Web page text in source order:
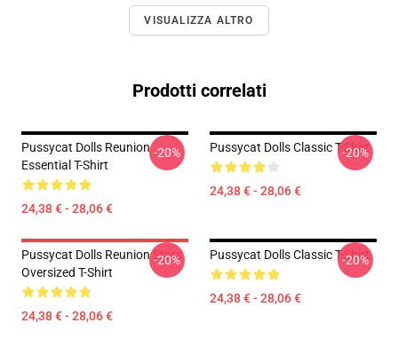
VISUALIZZA ALTRO
Prodotti correlati
Pussycat Dolls Reunion
Essential T-Shirt
24,38 € - 28,06 €
-20% Pussycat Dolls Classic T-Shirt
24,38 € - 28,06 €
-20%
Pussycat Dolls Reunion Stars
Oversized T-Shirt
24,38 € - 28,06 €
-20% Pussycat Dolls Classic T-Shirt
24,38 € - 28,06 €
-20%